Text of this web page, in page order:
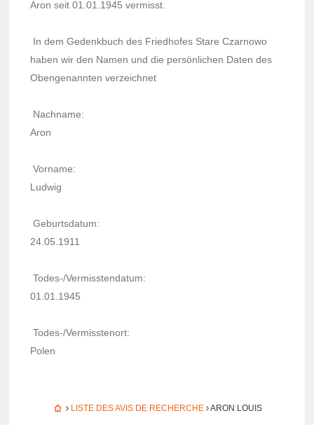
Aron seit 01.01.1945 vermisst.
In dem Gedenk­buch des Fried­hofes Stare Czar­nowo
haben wir den Namen und die persön­li­chen Daten des
Oben­ge­nann­ten verzeich­net
Nach­name:
Aron
Vorname:
Ludwig
Geburts­da­tum:
24.05.1911
Todes-/Vermiss­ten­da­tum:
01.01.1945
Todes-/Vermiss­te­nort:
Polen
LISTE DES AVIS DE RECHERCHE ARON LOUIS